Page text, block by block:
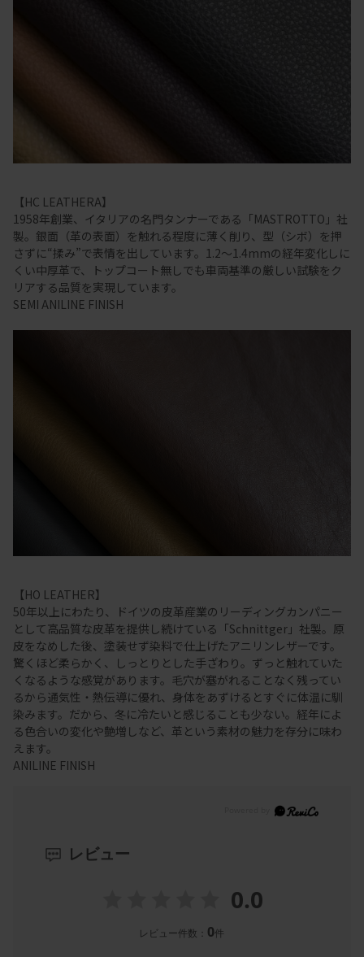
【HC LEATHERA】
1958年創業、イタリアの名門タンナーである「MASTROTTO」社
製。銀面（革の表面）を触れる程度に薄く削り、型（シボ）を押
さずに“揉み”で表情を出しています。1.2～1.4mmの経年変化しに
くい中厚革で、トップコート無しでも車両基準の厳しい試験をク
リアする品質を実現しています。
SEMI ANILINE FINISH
【HO LEATHER】
50年以上にわたり、ドイツの皮革産業のリーディングカンパニー
として高品質な皮革を提供し続けている「Schnittger」社製。原
皮をなめした後、塗装せず染料で仕上げたアニリンレザーです。
驚くほど柔らかく、しっとりとした手ざわり。ずっと触れていた
くなるような感覚があります。毛穴が塞がれることなく残ってい
るから通気性・熱伝導に優れ、身体をあずけるとすぐに体温に馴
染みます。だから、冬に冷たいと感じることも少ない。経年によ
る色合いの変化や艶増しなど、革という素材の魅力を存分に味わ
えます。
ANILINE FINISH
レビュー
0.0
レビュー件数： 0件